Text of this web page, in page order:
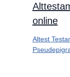
online
Altest